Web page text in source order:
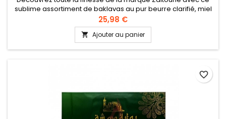
sublime assortiment de baklavas au pur beurre clarifié, miel
et généreusement garni de pistaches et noix de cajou.
Ingrédients : pistaches, noix de cajou, farine de blé, sel, sucre,
beurre animal, amidon Recette authentique levantine
25,98 €
 Ajouter au panier
favorite_border